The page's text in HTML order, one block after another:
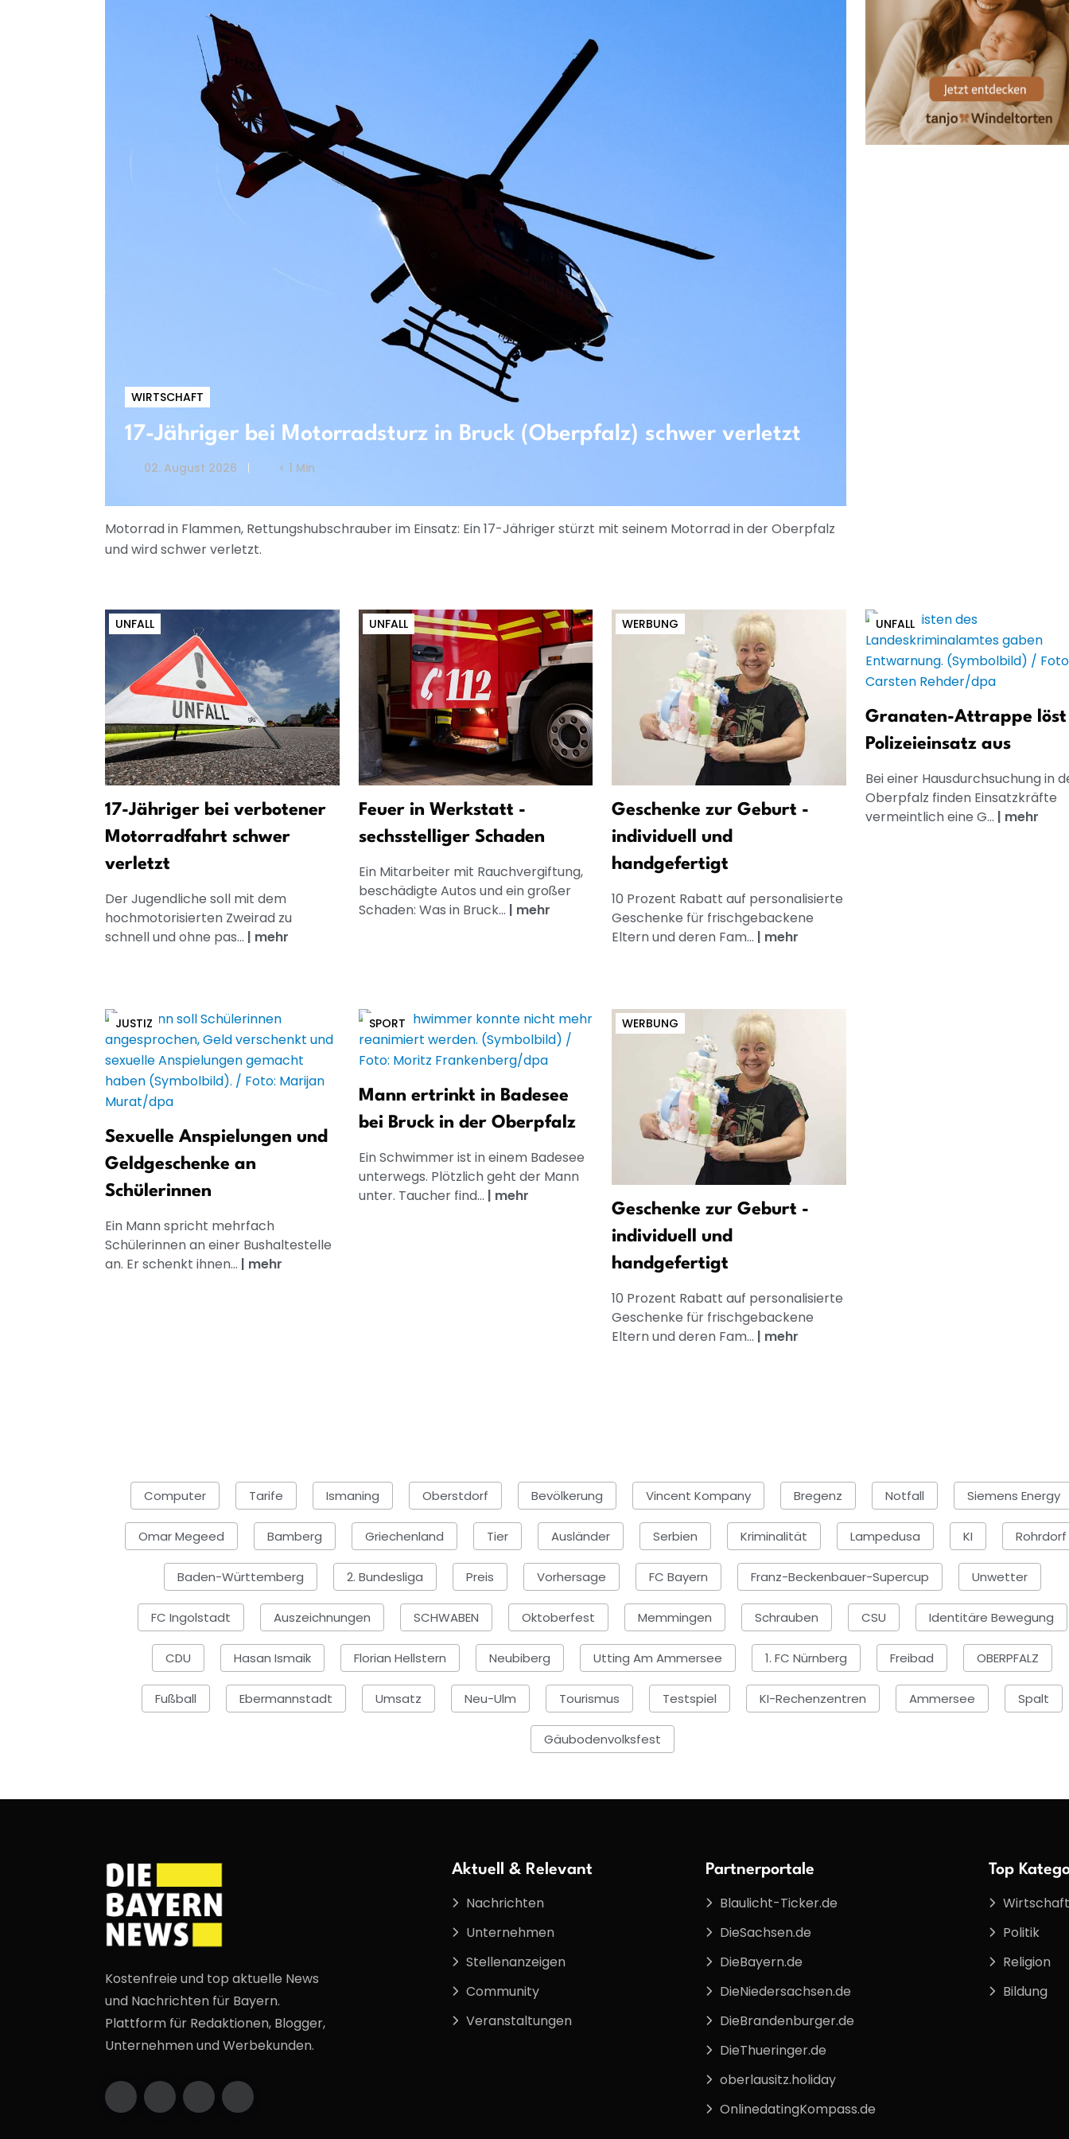
WIRTSCHAFT
17-Jähriger bei Motorradsturz in Bruck (Oberpfalz) schwer verletzt
02. August 2026 < 1 Min
Motorrad in Flammen, Rettungshubschrauber im Einsatz: Ein 17-Jähriger stürzt mit seinem Motorrad in der Oberpfalz
und wird schwer verletzt.
UNFALL
17-Jähriger bei verbotener
Motorradfahrt schwer
verletzt
Der Jugendliche soll mit dem
hochmotorisierten Zweirad zu
schnell und ohne pas... | mehr
UNFALL
Feuer in Werkstatt -
sechsstelliger Schaden
Ein Mitarbeiter mit Rauchvergiftung,
beschädigte Autos und ein großer
Schaden: Was in Bruck... | mehr
WERBUNG
Geschenke zur Geburt -
individuell und
handgefertigt
10 Prozent Rabatt auf personalisierte
Geschenke für frischgebackene
Eltern und deren Fam... | mehr
UNFALL
Granaten-Attrappe löst
Polizeieinsatz aus
Bei einer Hausdurchsuchung in
Oberpfalz finden Einsatzkräfte
vermeintlich eine G... | mehr
JUSTIZ
Sexuelle Anspielungen und
Geldgeschenke an
Schülerinnen
Ein Mann spricht mehrfach
Schülerinnen an einer Bushaltestelle
an. Er schenkt ihnen... | mehr
SPORT
Mann ertrinkt in Badesee
bei Bruck in der Oberpfalz
Ein Schwimmer ist in einem Badesee
unterwegs. Plötzlich geht der Mann
unter. Taucher find... | mehr
WERBUNG
Geschenke zur Geburt -
individuell und
handgefertigt
10 Prozent Rabatt auf personalisierte
Geschenke für frischgebackene
Eltern und deren Fam... | mehr
Computer Tarife Ismaning Oberstdorf Bevölkerung Vincent Kompany Bregenz Notfall Siemens Energy
Omar Megeed Bamberg Griechenland Tier Ausländer Serbien Kriminalität Lampedusa KI Rohrdorf
Baden-Württemberg 2. Bundesliga Preis Vorhersage FC Bayern Franz-Beckenbauer-Supercup Unwetter
FC Ingolstadt Auszeichnungen SCHWABEN Oktoberfest Memmingen Schrauben CSU Identitäre Bewegung
CDU Hasan Ismaik Florian Hellstern Neubiberg Utting Am Ammersee 1. FC Nürnberg Freibad OBERPFALZ
Fußball Ebermannstadt Umsatz Neu-Ulm Tourismus Testspiel KI-Rechenzentren Ammersee Spalt
Gäubodenvolksfest
Kostenfreie und top aktuelle News
und Nachrichten für Bayern.
Plattform für Redaktionen, Blogger,
Unternehmen und Werbekunden.
Aktuell & Relevant
Nachrichten
Unternehmen
Stellenanzeigen
Community
Veranstaltungen
Partnerportale
Blaulicht-Ticker.de
DieSachsen.de
DieBayern.de
DieNiedersachsen.de
DieBrandenburger.de
DieThueringer.de
oberlausitz.holiday
OnlinedatingKompass.de
Top
Wirtschaft
Politik
Religion
Bildung